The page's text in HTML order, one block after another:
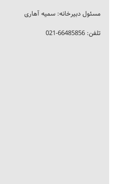
مسئول دبیرخانه: سمیه آهاری
تلفن: 66485856-021